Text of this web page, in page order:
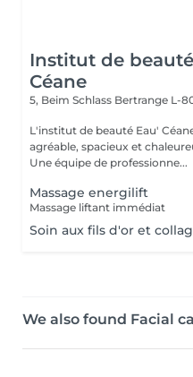
Institut de
Céane
5, Beim Schlass Bertrange L-
L'institut de beauté Eau'
agréable, spacieux et
Une équipe de professionne...
Massage energilift
Massage liftant immédiat
Soin aux fils d'or et
We also found Facial